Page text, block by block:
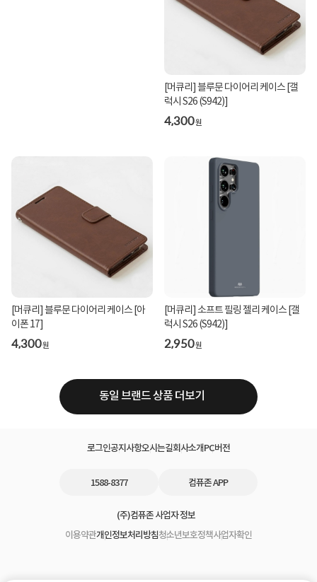
[머큐리] 블루문 다이어리 케이스 [갤
럭시 S26 (S942)]
4,300원
[머큐리] 블루문 다이어리 케이스 [아
이폰 17]
4,300원
[머큐리] 소프트 필링 젤리 케이스 [갤
럭시 S26 (S942)]
2,950원
동일 브랜드 상품 더보기
로그인공지사항오시는길회사소개PC버전
1588-8377 컴퓨존 APP
(주)컴퓨존 사업자 정보
이용약관개인정보처리방침청소년보호정책사업자확인